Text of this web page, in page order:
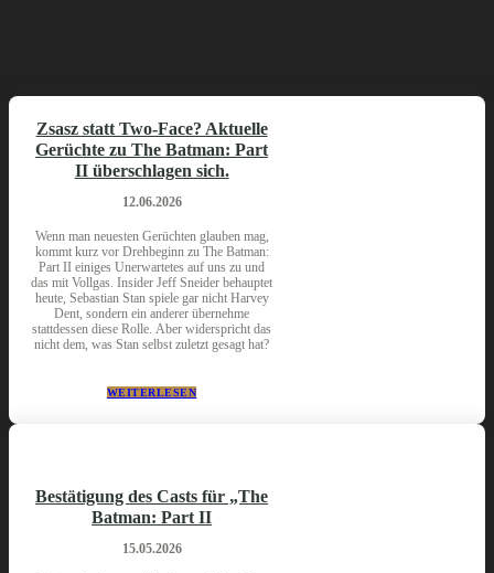
Zsasz statt Two-Face? Aktuelle
Gerüchte zu The Batman: Part
II überschlagen sich.
12.06.2026
Wenn man neuesten Gerüchten glauben mag,
kommt kurz vor Drehbeginn zu The Batman:
Part II einiges Unerwartetes auf uns zu und
das mit Vollgas. Insider Jeff Sneider behauptet
heute, Sebastian Stan spiele gar nicht Harvey
Dent, sondern ein anderer übernehme
stattdessen diese Rolle. Aber widerspricht das
nicht dem, was Stan selbst zuletzt gesagt hat?
WEITERLESEN
Bestätigung des Casts für „The
Batman: Part II
15.05.2026